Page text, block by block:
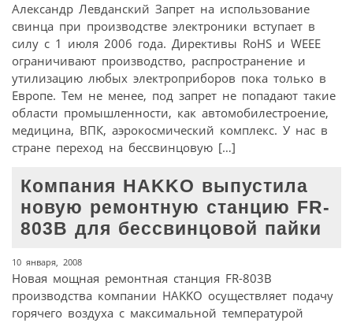
Александр Левданский Запрет на использование
свинца при производстве электроники вступает в
силу с 1 июля 2006 года. Директивы RoHS и WEEE
ограничивают производство, распространение и
утилизацию любых электроприборов пока только в
Европе. Тем не менее, под запрет не попадают такие
области промышленности, как автомобилестроение,
медицина, ВПК, аэрокосмический комплекс. У нас в
стране переход на бессвинцовую […]
Компания HAKKO выпустила
новую ремонтную станцию FR-
803B для бессвинцовой пайки
10 января, 2008
Новая мощная ремонтная станция FR-803B
производства компании HAKKO осуществляет подачу
горячего воздуха с максимальной температурой